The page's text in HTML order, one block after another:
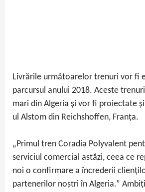
Livrările următoarelor trenuri vor fi
parcursul anului 2018. Aceste
mari din Algeria și vor fi proiectate
ul Alstom din Reichshoffen, Franța.
„Primul tren Coradia Polyvalent
serviciul comercial astăzi, ceea ce
noi o confirmare a încrederii
partenerilor noștri în Algeria.”